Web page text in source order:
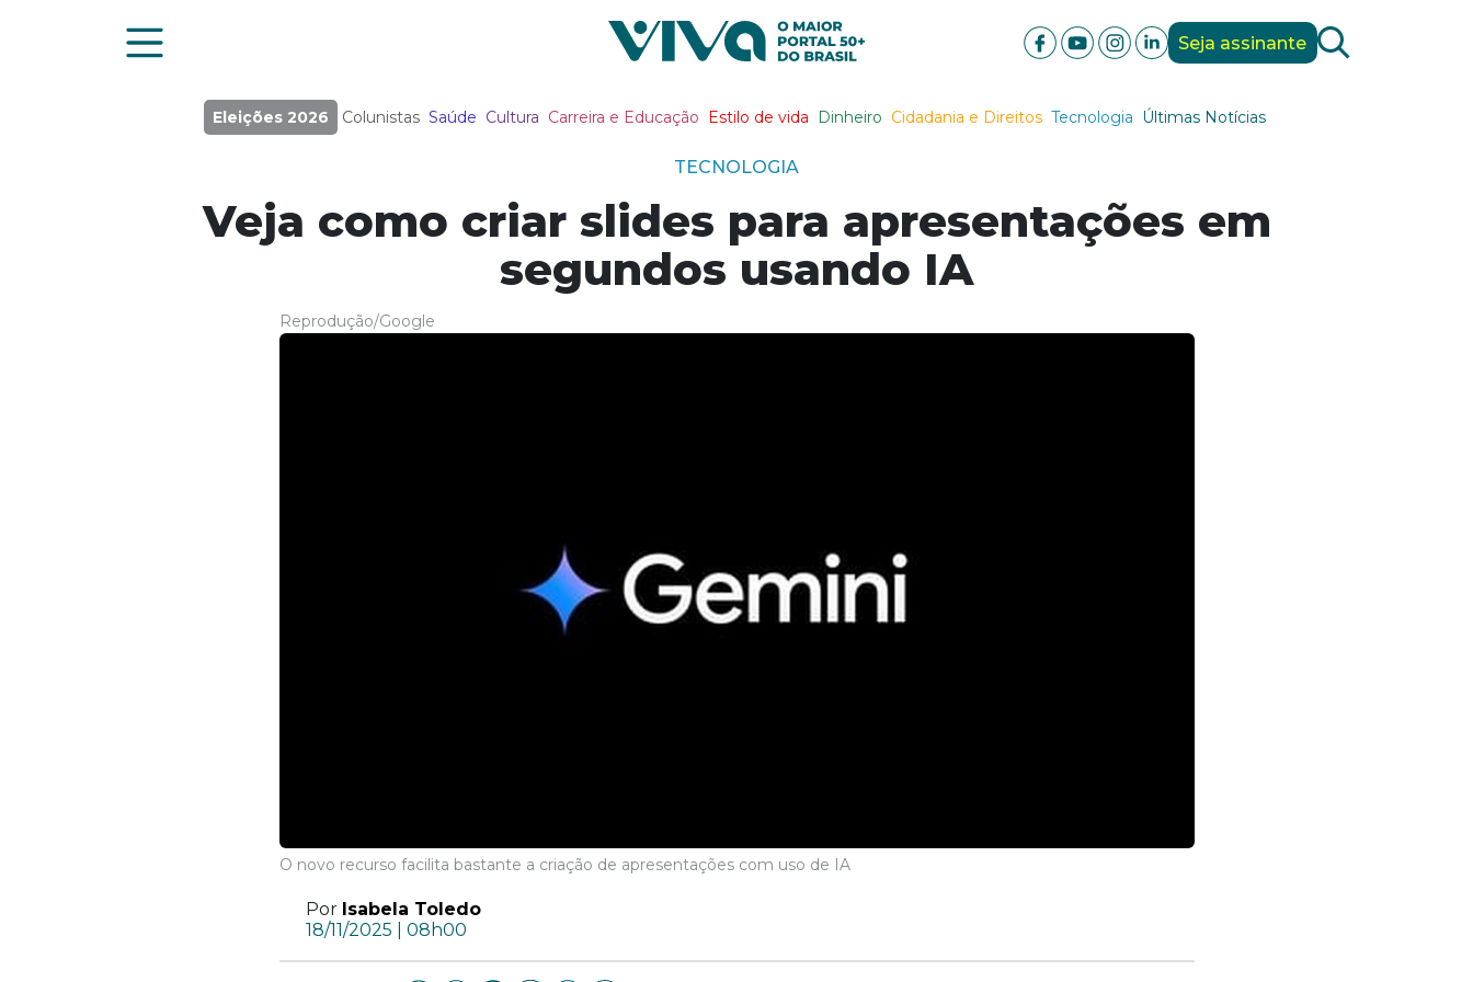
Seja assinante
Eleições 2026 Colunistas Saúde Cultura Carreira e Educação Estilo de vida Dinheiro Cidadania e Direitos Tecnologia Últimas Notícias
TECNOLOGIA
Veja como criar slides para apresentações em
segundos usando IA
Reprodução/Google
O novo recurso facilita bastante a criação de apresentações com uso de IA
Por Isabela Toledo
18/11/2025 | 08h00